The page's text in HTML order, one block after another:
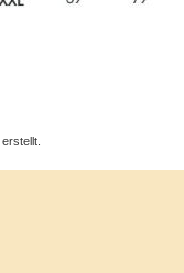
erstellt.